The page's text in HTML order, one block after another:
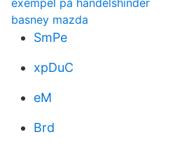
exempel på handelshinder
basney mazda
SmPe
xpDuC
eM
Brd